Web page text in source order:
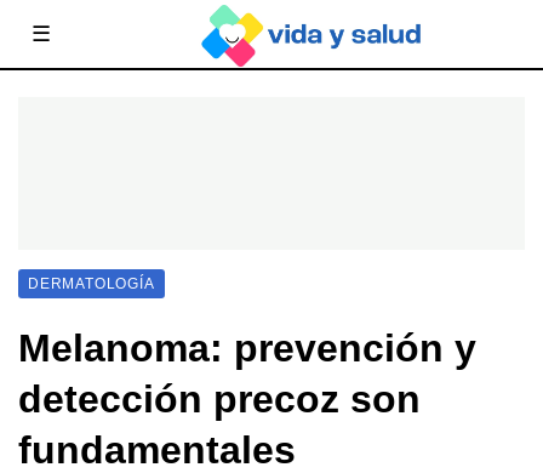
☰
DERMATOLOGÍA
Melanoma: prevención y
detección precoz son
fundamentales